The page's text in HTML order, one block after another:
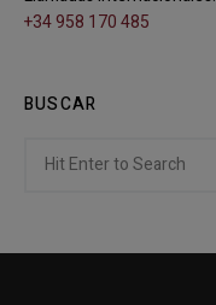
+34 958 170 485
BUSCAR
for: